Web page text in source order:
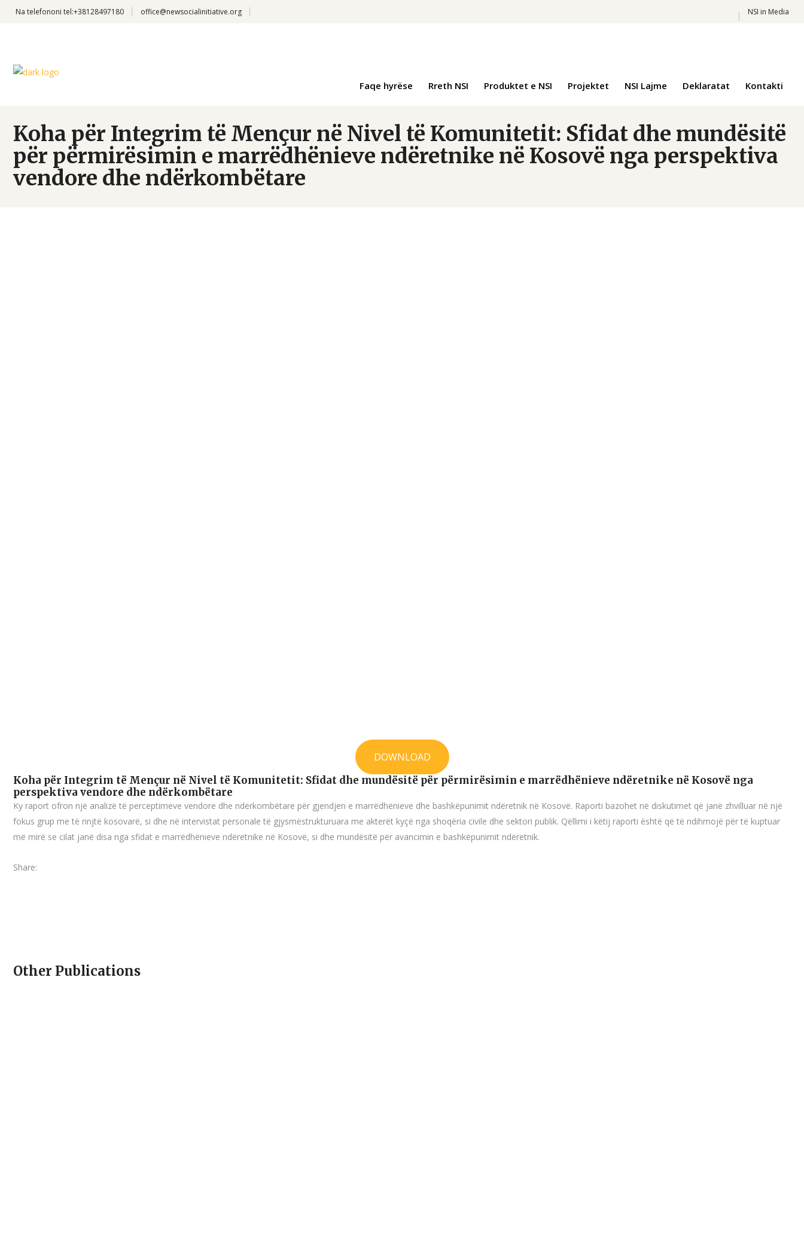
Na telefononi tel:+38128497180 office@newsocialinitiative.org NSI in Media
Faqe hyrëse Rreth NSI Produktet e NSI Projektet NSI Lajme Deklaratat Kontakti
Koha për Integrim të Mençur në Nivel të Komunitetit: Sfidat dhe mundësitë
për përmirësimin e marrëdhënieve ndëretnike në Kosovë nga perspektiva
vendore dhe ndërkombëtare
DOWNLOAD
Koha për Integrim të Mençur në Nivel të Komunitetit: Sfidat dhe mundësitë për përmirësimin e marrëdhënieve ndëretnike në Kosovë nga
perspektiva vendore dhe ndërkombëtare
Ky raport ofron një analizë të perceptimeve vendore dhe ndërkombëtare për gjendjen e marrëdhënieve dhe bashkëpunimit ndëretnik në Kosovë. Raporti bazohet në diskutimet që janë zhvilluar në një
fokus grup me të rinjtë kosovarë, si dhe në intervistat personale të gjysmëstrukturuara me akterët kyçë nga shoqëria civile dhe sektori publik. Qëllimi i këtij raporti është që të ndihmojë për të kuptuar
më mirë se cilat janë disa nga sfidat e marrëdhënieve ndëretnike në Kosovë, si dhe mundësitë për avancimin e bashkëpunimit ndëretnik.
Share:
Other Publications